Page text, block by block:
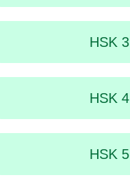
HSK 3
HSK 4
HSK 5